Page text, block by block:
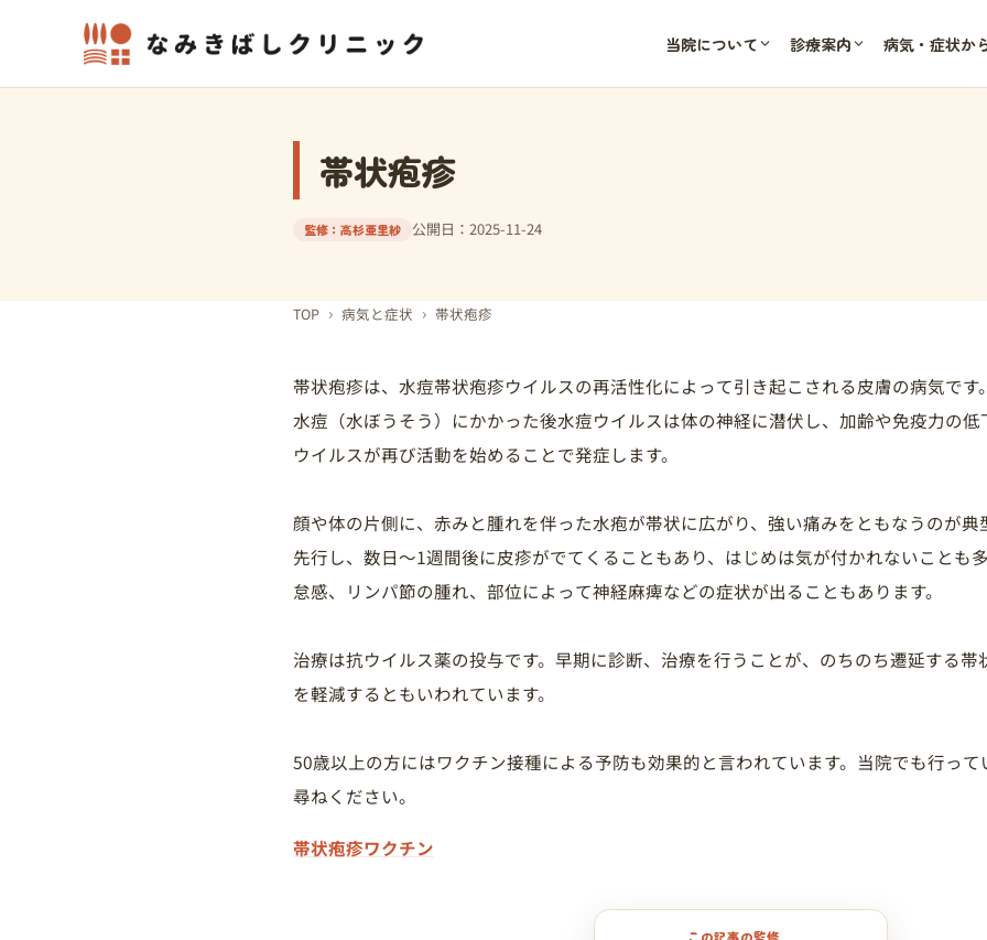
当院について 診療案内 病気・症状か
帯状疱疹
監修：高杉亜里紗 公開日：2025-11-24
TOP › 病気と症状 › 帯状疱疹
帯状疱疹は、水痘帯状疱疹ウイルスの再活性化によって引き起こされる皮膚の病気です
水痘（水ぼうそう）にかかった後水痘ウイルスは体の神経に潜伏し、加齢や免疫力の
ウイルスが再び活動を始めることで発症します。
顔や体の片側に、赤みと腫れを伴った水疱が帯状に広がり、強い痛みをともなうのが典
先行し、数日〜1週間後に皮疹がでてくることもあり、はじめは気が付かれないことも
怠感、リンパ節の腫れ、部位によって神経麻痺などの症状が出ることもあります。
治療は抗ウイルス薬の投与です。早期に診断、治療を行うことが、のちのち遷延する
を軽減するともいわれています。
50歳以上の方にはワクチン接種による予防も効果的と言われています。当院でも行っ
尋ねください。
帯状疱疹ワクチン